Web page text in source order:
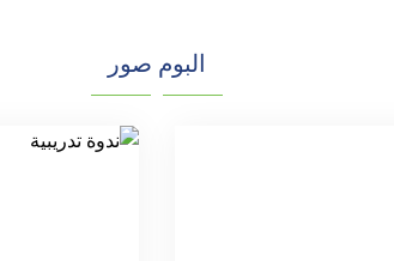
البوم صور